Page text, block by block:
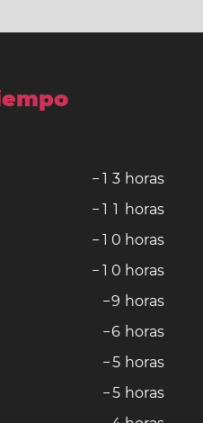
− 1 3 horas
− 1 1 horas
− 1 0 horas
− 1 0 horas
−9 horas
−6 horas
−5 horas
−5 horas